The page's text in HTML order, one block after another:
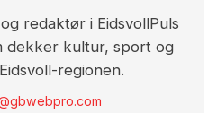
redaktør i EidsvollPuls
dekker kultur, sport og
regionen.